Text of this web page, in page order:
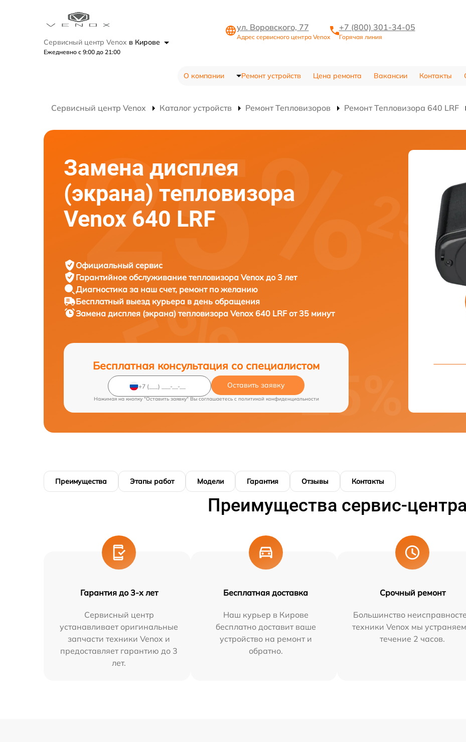
Сервисный центр Venox в Кирове
Ежедневно с 9:00 до 21:00
ул. Воровского, 77
Адрес сервисного центра Venox
+7 (800) 301-34-05
Горячая линия
О компании Ремонт устройств Цена ремонта Вакансии Контакты
Сервисный центр Venox Каталог устройств Ремонт Тепловизоров Ремонт Тепловизора 640 LRF
Замена дисплея
(экрана) тепловизора
Venox 640 LRF
Официальный сервис
Гарантийное обслуживание тепловизора Venox до 3 лет
Диагностика за наш счет, ремонт по желанию
Бесплатный выезд курьера в день обращения
Замена дисплея (экрана) тепловизора Venox 640 LRF от 35 минут
Бесплатная консультация со специалистом
Оставить заявку
Нажимая на кнопку "Оставить заявку" Вы соглашаетесь c политикой конфиденциальности
Преимущества Этапы работ Модели Гарантия Отзывы Контакты
Преимущества сервис-центра
Гарантия до 3-х лет
Сервисный центр
устанавливает оригинальные
запчасти техники Venox и
предоставляет гарантию до 3
лет.
Бесплатная доставка
Наш курьер в Кирове
бесплатно доставит ваше
устройство на ремонт и
обратно.
Срочный ремонт
Большинство
техники Venox мы
течение 2 часов.